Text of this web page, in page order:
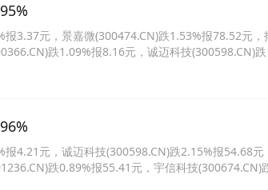
3.37元，景嘉微(300474.CN)跌1.53%报78.52元，
跌1.09%报8.16元，诚迈科技(300598.CN)
4.21元，诚迈科技(300598.CN)跌2.15%报54.68
跌0.89%报55.41元，宇信科技(300674.CN)